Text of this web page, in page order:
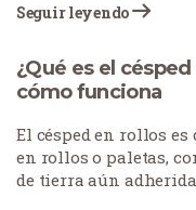
disponibilidad de
Seguir leyendo
¿Qué es el
cómo funciona
El césped en rollos es
en rollos o paletas,
de tierra aún